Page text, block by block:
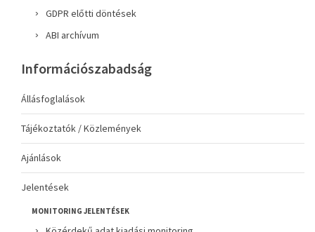
GDPR előtti döntések
ABI archívum
Információszabadság
Állásfoglalások
Tájékoztatók / Közlemények
Ajánlások
Jelentések
MONITORING JELENTÉSEK